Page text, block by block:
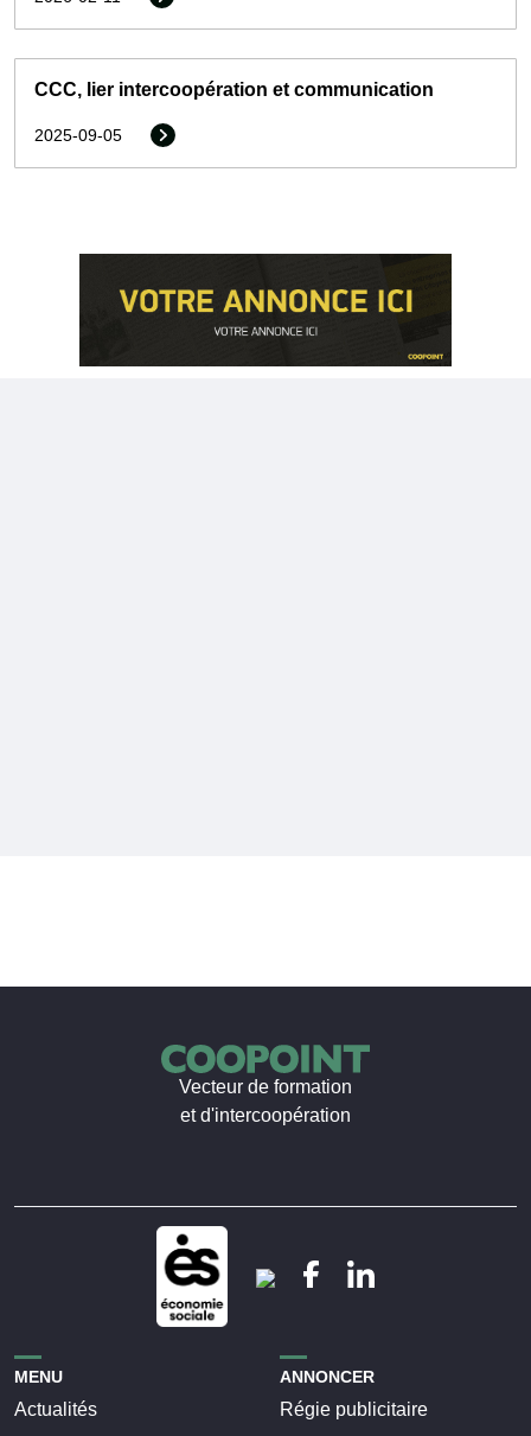
CCC, lier intercoopération et communication
2025-09-05
Vecteur de formation
et d'intercoopération
MENU
Actualités
ANNONCER
Régie publicitaire